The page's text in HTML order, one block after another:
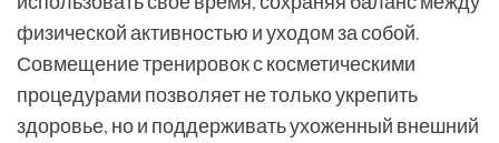
физической активностью и уходом за собой.
Совмещение тренировок с косметическими
процедурами позволяет не только укрепить
здоровье, но и поддерживать ухоженный внешний